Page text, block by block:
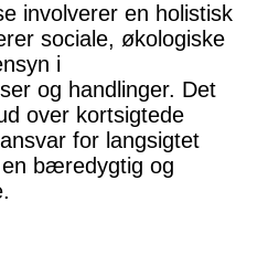
involverer en holistisk
sociale, økologiske
i
og handlinger. Det
over kortsigtede
for langsigtet
bæredygtig og